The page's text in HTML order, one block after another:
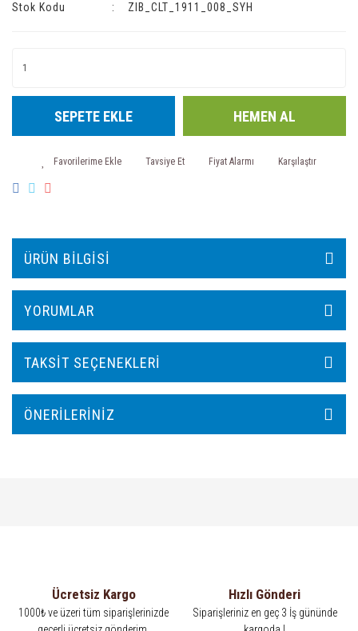
Stok Kodu
ZIB_CLT_1911_008_SYH
SEPETE EKLE HEMEN AL
Tavsiye Et Fiyat Alarmı Karşılaştır
ÜRÜN BILGISI
YORUMLAR
TAKSIT SEÇENEKLERI
ÖNERILERINIZ
Ücretsiz Kargo
1000₺ ve üzeri tüm siparişlerinizde
Hızlı Gönderi
Siparişleriniz en geç 3 İş gününde